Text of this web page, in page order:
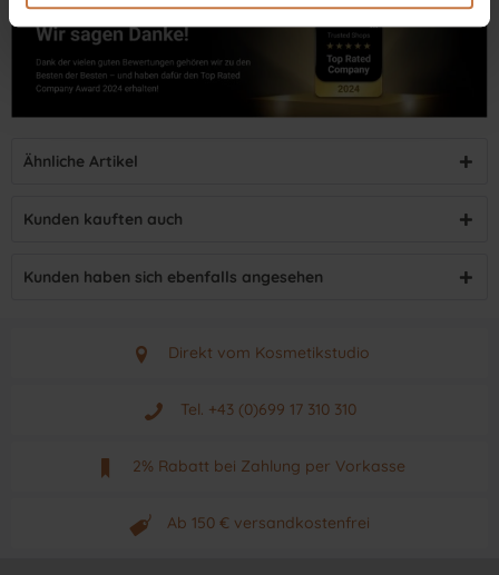
Ähnliche Artikel
Kunden kauften auch
Kunden haben sich ebenfalls angesehen
Direkt vom Kosmetikstudio
Aus Graz - Österreich
Tel. +43 (0)699 17 310 310
Mo - Fr. von 9 - 17 Uhr
2% Rabatt bei Zahlung per Vorkasse
Neuwertiges & aktuelles Produkt
Ab 150 € versandkostenfrei